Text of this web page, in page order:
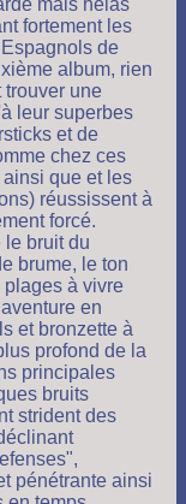
mais hélas
fortement les
de
album, rien
trouver une
leur superbes
et de
chez ces
que et les
réussissent à
forcé.
le bruit du
brume, le ton
plages à vivre
en
et bronzette à
profond de la
principales
bruits
strident des
pénétrante ainsi